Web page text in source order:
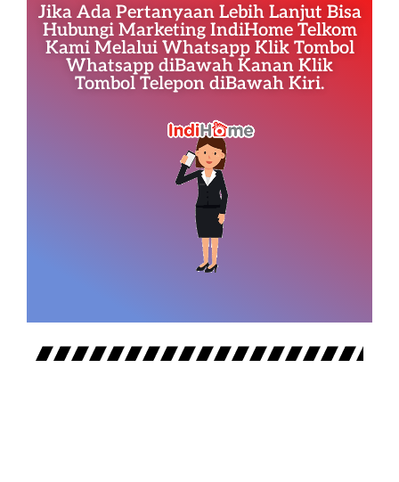
Jika Ada Pertanyaan Lebih Lanjut Bisa
Hubungi Marketing IndiHome Telkom
Kami Melalui Whatsapp Klik Tombol
Whatsapp diBawah Kanan Klik
Tombol Telepon diBawah Kiri.